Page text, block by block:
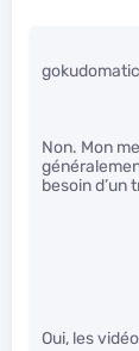
Non. Mon
besoin d’un
Oui, les